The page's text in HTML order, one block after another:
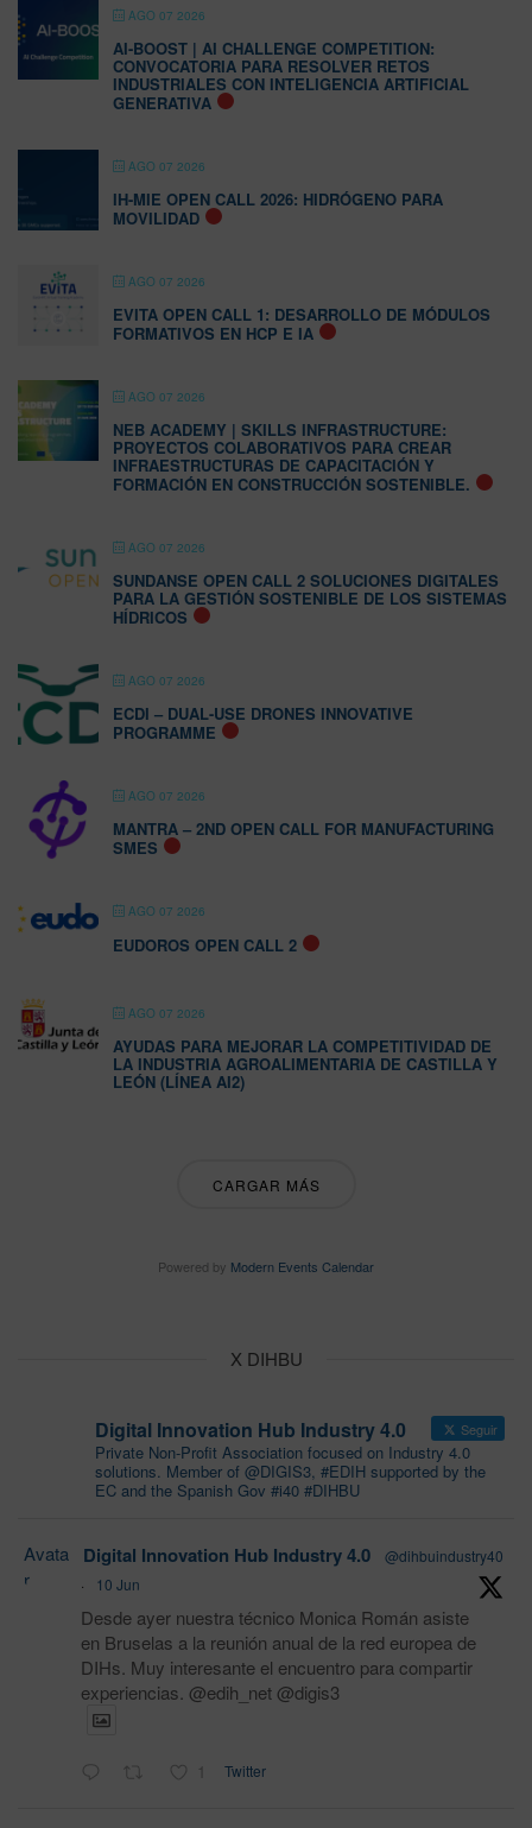
AGO 07 2026
AI-BOOST | AI CHALLENGE COMPETITION:
CONVOCATORIA PARA RESOLVER RETOS
INDUSTRIALES CON INTELIGENCIA ARTIFICIAL
GENERATIVA
AGO 07 2026
IH-MIE OPEN CALL 2026: HIDRÓGENO PARA
MOVILIDAD
AGO 07 2026
EVITA OPEN CALL 1: DESARROLLO DE MÓDULOS
FORMATIVOS EN HCP E IA
AGO 07 2026
NEB ACADEMY | SKILLS INFRASTRUCTURE:
PROYECTOS COLABORATIVOS PARA CREAR
INFRAESTRUCTURAS DE CAPACITACIÓN Y
FORMACIÓN EN CONSTRUCCIÓN SOSTENIBLE.
AGO 07 2026
SUNDANSE OPEN CALL 2 SOLUCIONES DIGITALES
PARA LA GESTIÓN SOSTENIBLE DE LOS SISTEMAS
HÍDRICOS
AGO 07 2026
ECDI – DUAL-USE DRONES INNOVATIVE
PROGRAMME
AGO 07 2026
MANTRA – 2ND OPEN CALL FOR MANUFACTURING
SMES
AGO 07 2026
EUDOROS OPEN CALL 2
AGO 07 2026
AYUDAS PARA MEJORAR LA COMPETITIVIDAD DE
LA INDUSTRIA AGROALIMENTARIA DE CASTILLA Y
LEÓN (LÍNEA AI2)
CARGAR MÁS
Powered by Modern Events Calendar
X DIHBU
Digital Innovation Hub Industry 4.0 Seguir
Private Non-Profit Association focused on Industry 4.0
solutions. Member of @DIGIS3, #EDIH supported by the
EC and the Spanish Gov #i40 #DIHBU
Avata
r
Digital Innovation Hub Industry 4.0
@dihbuindustry40
·
10 Jun
Desde ayer nuestra técnico Monica Román asiste
en Bruselas a la reunión anual de la red europea de
DIHs. Muy interesante el encuentro para compartir
experiencias. @edih_net @digis3
1 Twitter